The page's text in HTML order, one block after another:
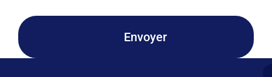
Envoyer